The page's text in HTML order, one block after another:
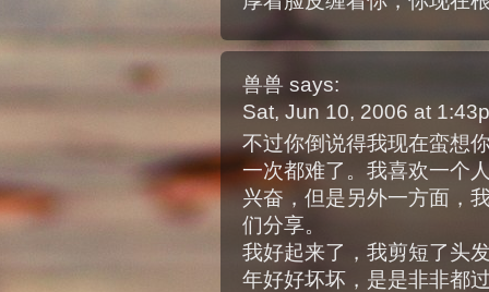
兽兽 says:
Sat, Jun 10, 2006 at
不过你倒说得我现在蛮想
一次都难了。我喜欢一个
兴奋，但是另外一方面，
们分享。
我好起来了，我剪短了头
年好好坏坏，是是非非都